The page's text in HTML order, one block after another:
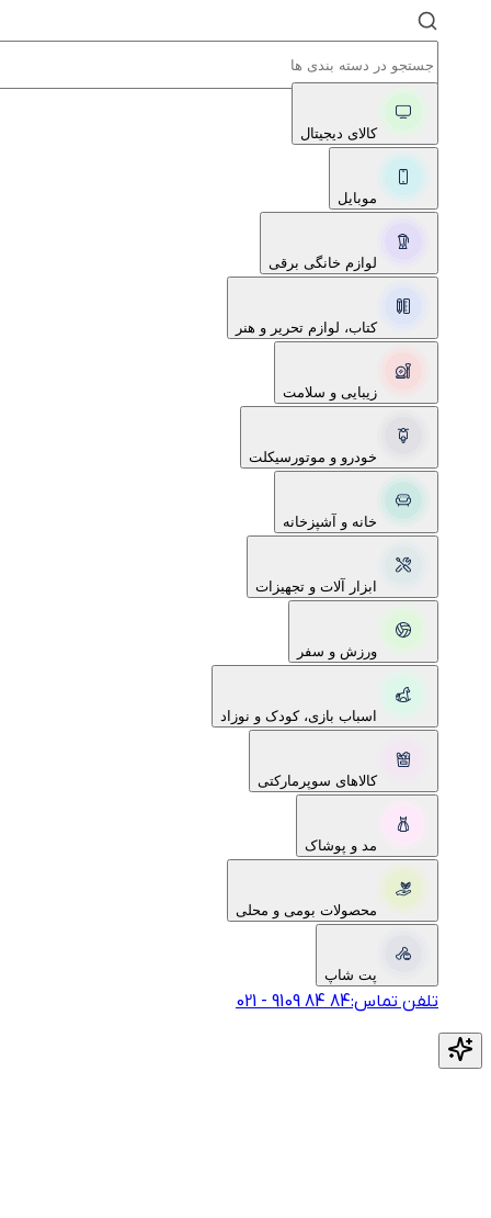
کالای دیجیتال
موبایل
لوازم خانگی برقی
کتاب، لوازم تحریر و هنر
زیبایی و سلامت
خودرو و موتورسیکلت
خانه و آشپزخانه
ابزار آلات و تجهیزات
ورزش و سفر
اسباب بازی، کودک و نوزاد
کالاهای سوپرمارکتی
مد و پوشاک
محصولات بومی و محلی
پت شاپ
تلفن تماس: 021-‎9109‎ ‎84‎ ‎84‎